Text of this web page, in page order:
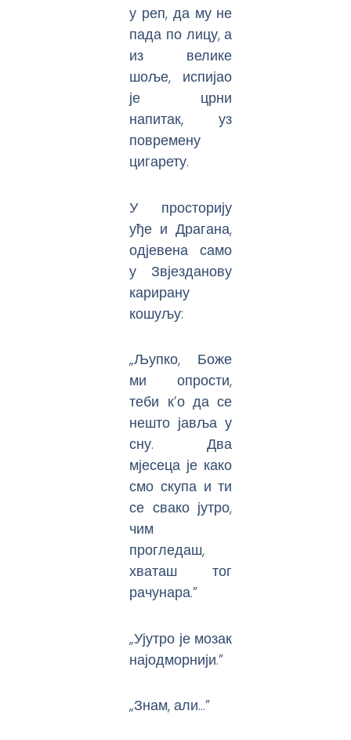
у реп, да му не
пада по лицу, а
из велике
шоље, испијао
је црни
напитак, уз
повремену
цигарету.
У просторију
уђе и Драгана,
одјевена само
у Звјезданову
карирану
кошуљу:
„Љупко, Боже
ми опрости,
теби к’о да се
нешто јавља у
сну. Два
мјесеца је како
смо скупа и ти
се свако јутро,
чим
прогледаш,
хваташ тог
рачунара.”
„Ујутро је мозак
најодморнији.”
„Знам, али…”